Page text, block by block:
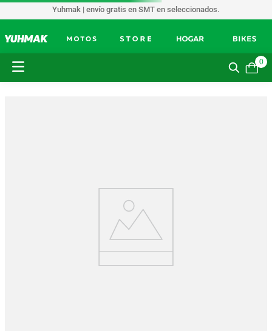
Yuhmak | envío gratis en SMT en seleccionados.
0